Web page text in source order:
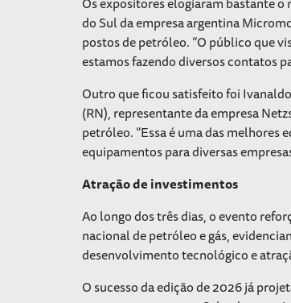
do Sul da empresa argentina
postos de petróleo. “O público que
estamos fazendo diversos contatos
Outro que ficou satisfeito foi
(RN), representante da empresa
petróleo. “Essa é uma das melhores
equipamentos para diversas
Atração de investimentos
Ao longo dos três dias, o evento
nacional de petróleo e gás,
desenvolvimento tecnológico e
O sucesso da edição de 2026 já